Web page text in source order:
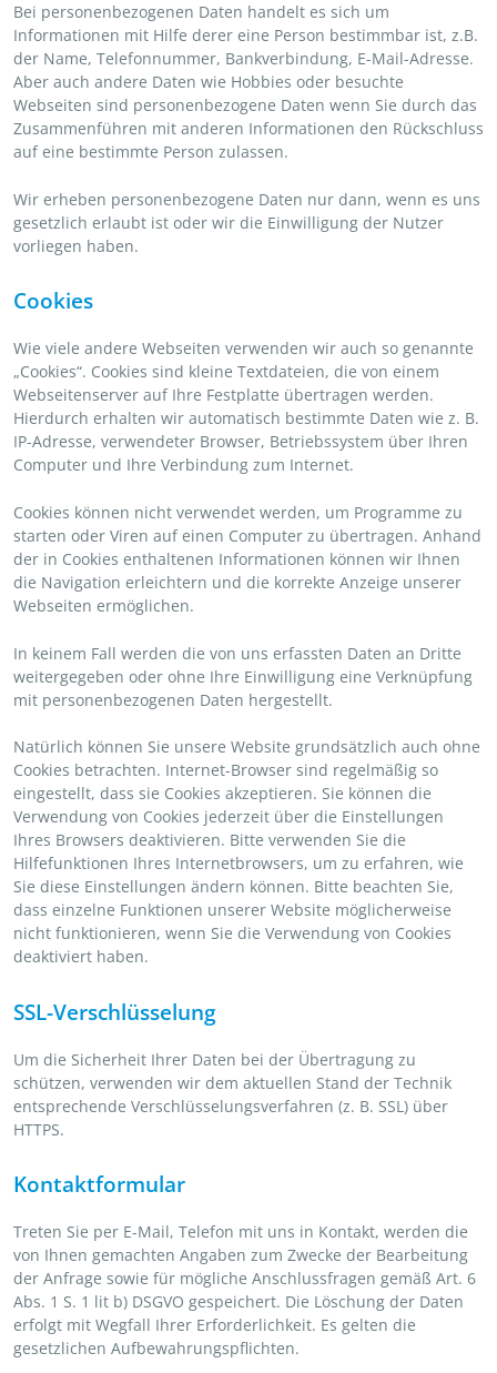
Bei personenbezogenen Daten handelt es sich um
Informationen mit Hilfe derer eine Person bestimmbar ist, z.B.
der Name, Telefonnummer, Bankverbindung, E-Mail-Adresse.
Aber auch andere Daten wie Hobbies oder besuchte
Webseiten sind personenbezogene Daten wenn Sie durch das
Zusammenführen mit anderen Informationen den Rückschluss
auf eine bestimmte Person zulassen.
Wir erheben personenbezogene Daten nur dann, wenn es uns
gesetzlich erlaubt ist oder wir die Einwilligung der Nutzer
vorliegen haben.
Cookies
Wie viele andere Webseiten verwenden wir auch so genannte
„Cookies“. Cookies sind kleine Textdateien, die von einem
Webseitenserver auf Ihre Festplatte übertragen werden.
Hierdurch erhalten wir automatisch bestimmte Daten wie z. B.
IP-Adresse, verwendeter Browser, Betriebssystem über Ihren
Computer und Ihre Verbindung zum Internet.
Cookies können nicht verwendet werden, um Programme zu
starten oder Viren auf einen Computer zu übertragen. Anhand
der in Cookies enthaltenen Informationen können wir Ihnen
die Navigation erleichtern und die korrekte Anzeige unserer
Webseiten ermöglichen.
In keinem Fall werden die von uns erfassten Daten an Dritte
weitergegeben oder ohne Ihre Einwilligung eine Verknüpfung
mit personenbezogenen Daten hergestellt.
Natürlich können Sie unsere Website grundsätzlich auch ohne
Cookies betrachten. Internet-Browser sind regelmäßig so
eingestellt, dass sie Cookies akzeptieren. Sie können die
Verwendung von Cookies jederzeit über die Einstellungen
Ihres Browsers deaktivieren. Bitte verwenden Sie die
Hilfefunktionen Ihres Internetbrowsers, um zu erfahren, wie
Sie diese Einstellungen ändern können. Bitte beachten Sie,
dass einzelne Funktionen unserer Website möglicherweise
nicht funktionieren, wenn Sie die Verwendung von Cookies
deaktiviert haben.
SSL-Verschlüsselung
Um die Sicherheit Ihrer Daten bei der Übertragung zu
schützen, verwenden wir dem aktuellen Stand der Technik
entsprechende Verschlüsselungsverfahren (z. B. SSL) über
HTTPS.
Kontaktformular
Treten Sie per E-Mail, Telefon mit uns in Kontakt, werden die
von Ihnen gemachten Angaben zum Zwecke der Bearbeitung
der Anfrage sowie für mögliche Anschlussfragen gemäß Art. 6
Abs. 1 S. 1 lit b) DSGVO gespeichert. Die Löschung der Daten
erfolgt mit Wegfall Ihrer Erforderlichkeit. Es gelten die
gesetzlichen Aufbewahrungspflichten.